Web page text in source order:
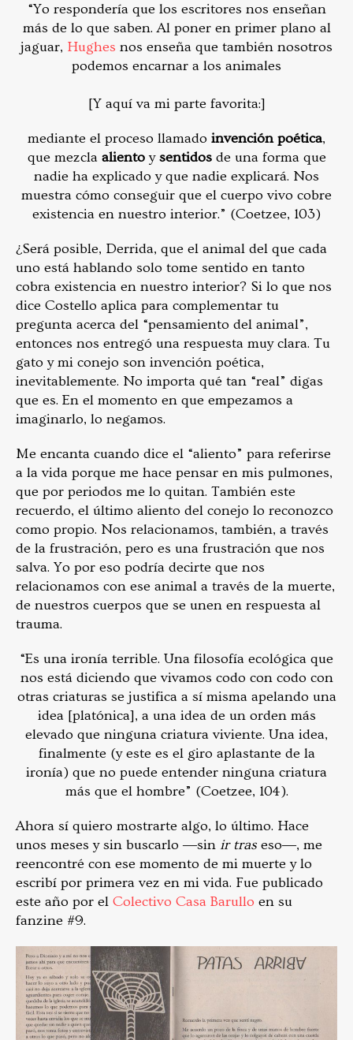
“Yo respondería que los escritores nos enseñan
más de lo que saben. Al poner en primer plano al
jaguar, Hughes nos enseña que también nosotros
podemos encarnar a los animales
[Y aquí va mi parte favorita:]
mediante el proceso llamado invención poética,
que mezcla alientoysentidos de una forma que
nadie ha explicado y que nadie explicará. Nos
muestra cómo conseguir que el cuerpo vivo cobre
existencia en nuestro interior.” (Coetzee, 103)
¿Será posible, Derrida, que el animal del que cada
uno está hablando solo tome sentido en tanto
cobra existencia en nuestro interior? Si lo que nos
dice Costello aplica para complementar tu
pregunta acerca del “pensamiento del animal”,
entonces nos entregó una respuesta muy clara. Tu
gato y mi conejo son invención poética,
inevitablemente. No importa qué tan “real” digas
que es. En el momento en que empezamos a
imaginarlo, lo negamos.
Me encanta cuando dice el “aliento” para referirse
a la vida porque me hace pensar en mis pulmones,
que por periodos me lo quitan. También este
recuerdo, el último aliento del conejo lo reconozco
como propio. Nos relacionamos, también, a través
de la frustración, pero es una frustración que nos
salva. Yo por eso podría decirte que nos
relacionamos con ese animal a través de la muerte,
de nuestros cuerpos que se unen en respuesta al
trauma.
“Es una ironía terrible. Una filosofía ecológica que
nos está diciendo que vivamos codo con codo con
otras criaturas se justifica a sí misma apelando una
idea [platónica], a una idea de un orden más
elevado que ninguna criatura viviente. Una idea,
finalmente (y este es el giro aplastante de la
ironía) que no puede entender ninguna criatura
más que el hombre” (Coetzee, 104).
Ahora sí quiero mostrarte algo, lo último. Hace
unos meses y sin buscarlo ―sin ir tras eso―, me
reencontré con ese momento de mi muerte y lo
escribí por primera vez en mi vida. Fue publicado
este año por el Colectivo Casa Barullo en su
fanzine #9.